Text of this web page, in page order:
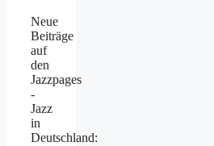
Neue
Beiträge
auf
den
Jazzpages
-
Jazz
in
Deutschland: